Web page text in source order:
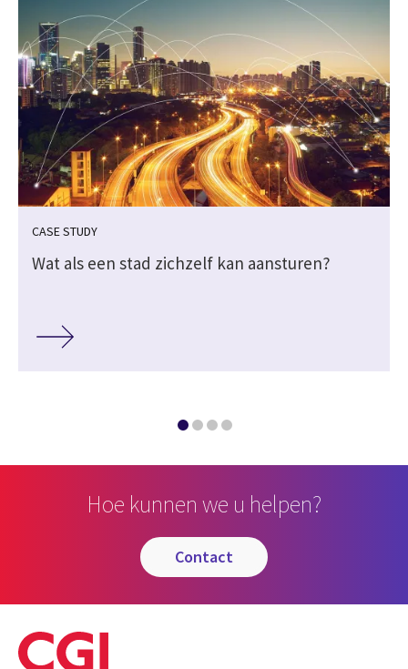
CASE STUDY
Wat als een stad zichzelf kan aansturen?
Hoe kunnen we u helpen?
contact